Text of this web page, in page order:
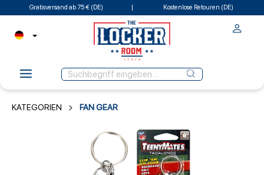
Gratisversand ab 75 € (DE) Kostenlose Retouren (DE)
KATEGORIEN FAN GEAR